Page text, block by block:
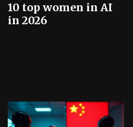
10 top women in AI
in 2026